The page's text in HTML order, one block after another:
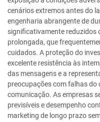
cenários extremos antes do
engenharia abrangente de
significativamente reduzidos
prolongada, que
cuidados. A proteção do
excelente resistência às
das mensagens e a
preocupações com falhas
comunicação. As empresas
previsíveis e desempenho
marketing de longo prazo